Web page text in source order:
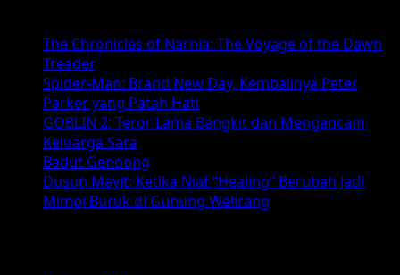
Tanggal
&
Cerita
Terbaru
dari
Pixar
The Chronicles of Narnia: The Voyage of the Dawn
Treader
Spider-Man: Brand New Day, Kembalinya Peter
Parker yang Patah Hati
GOBLIN 2: Teror Lama Bangkit dan Mengancam
Keluarga Sara
Badut Gendong
Dusun Mayit: Ketika Niat “Healing” Berubah Jadi
Mimpi Buruk di Gunung Welirang